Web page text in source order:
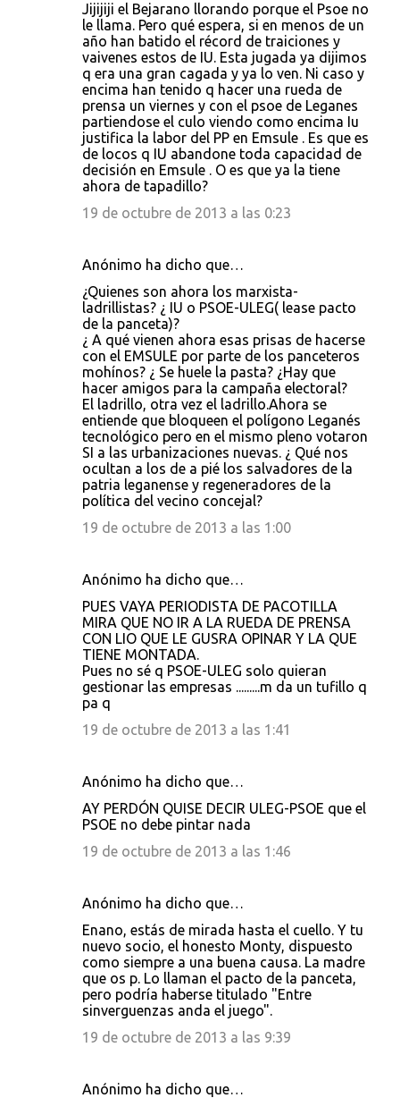
Jijijiji el Bejarano llorando porque el Psoe no
le llama. Pero qué espera, si en menos de un
año han batido el récord de traiciones y
vaivenes estos de IU. Esta jugada ya dijimos
q era una gran cagada y ya lo ven. Ni caso y
encima han tenido q hacer una rueda de
prensa un viernes y con el psoe de Leganes
partiendose el culo viendo como encima Iu
justifica la labor del PP en Emsule . Es que es
de locos q IU abandone toda capacidad de
decisión en Emsule . O es que ya la tiene
ahora de tapadillo?
19 de octubre de 2013 a las 0:23
Anónimo ha dicho que…
¿Quienes son ahora los marxista-
ladrillistas? ¿ IU o PSOE-ULEG( lease pacto
de la panceta)?
¿ A qué vienen ahora esas prisas de hacerse
con el EMSULE por parte de los panceteros
mohínos? ¿ Se huele la pasta? ¿Hay que
hacer amigos para la campaña electoral?
El ladrillo, otra vez el ladrillo.Ahora se
entiende que bloqueen el polígono Leganés
tecnológico pero en el mismo pleno votaron
SI a las urbanizaciones nuevas. ¿ Qué nos
ocultan a los de a pié los salvadores de la
patria leganense y regeneradores de la
política del vecino concejal?
19 de octubre de 2013 a las 1:00
Anónimo ha dicho que…
PUES VAYA PERIODISTA DE PACOTILLA
MIRA QUE NO IR A LA RUEDA DE PRENSA
CON LIO QUE LE GUSRA OPINAR Y LA QUE
TIENE MONTADA.
Pues no sé q PSOE-ULEG solo quieran
gestionar las empresas .........m da un tufillo q
pa q
19 de octubre de 2013 a las 1:41
Anónimo ha dicho que…
AY PERDÓN QUISE DECIR ULEG-PSOE que el
PSOE no debe pintar nada
19 de octubre de 2013 a las 1:46
Anónimo ha dicho que…
Enano, estás de mirada hasta el cuello. Y tu
nuevo socio, el honesto Monty, dispuesto
como siempre a una buena causa. La madre
que os p. Lo llaman el pacto de la panceta,
pero podría haberse titulado "Entre
sinverguenzas anda el juego".
19 de octubre de 2013 a las 9:39
Anónimo ha dicho que…